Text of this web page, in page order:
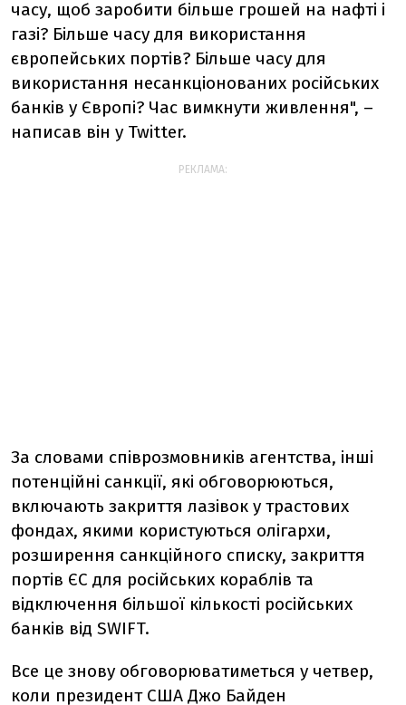
часу, щоб заробити більше грошей на нафті і
газі? Більше часу для використання
європейських портів? Більше часу для
використання несанкціонованих російських
банків у Європі? Час вимкнути живлення", –
написав він у Twitter.
РЕКЛАМА:
За словами співрозмовників агентства, інші
потенційні санкції, які обговорюються,
включають закриття лазівок у трастових
фондах, якими користуються олігархи,
розширення санкційного списку, закриття
портів ЄС для російських кораблів та
відключення більшої кількості російських
банків від SWIFT.
Все це знову обговорюватиметься у четвер,
коли президент США Джо Байден